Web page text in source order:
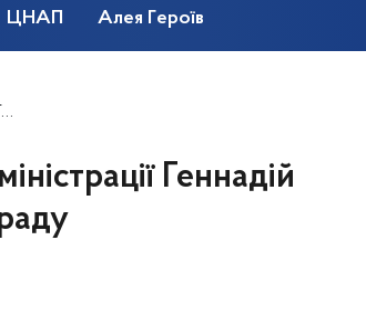
ЦНАП Алея Героїв
Геннадій